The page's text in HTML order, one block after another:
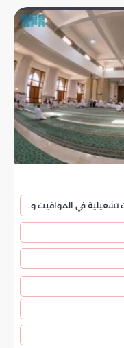
خدمة زوار مكة والمشاعر المقدسة: تحديثات تشغيلية في المواقيت ومساجد الحل بمكة المكرمة